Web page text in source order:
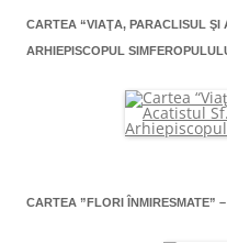
CARTEA “VIAŢA, PARACLISUL
ARHIEPISCOPUL
CARTEA ”FLORI ÎNMIRESMATE”